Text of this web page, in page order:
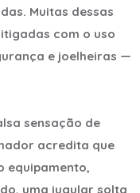
Muitas dessas
com o uso
e joelheiras —
sensação de
acredita que
equipamento,
uma jugular solta